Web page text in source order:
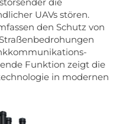
UAVs stören.
den Schutz von
Funktion zeigt die
in modernen